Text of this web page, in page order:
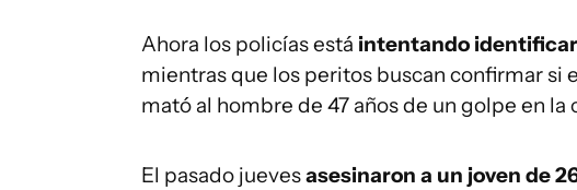
Ahora los policías está intentando
mientras que los peritos buscan confirmar si
mató al hombre de 47 años de un golpe en la
El pasado juevesasesinaron a un joven de